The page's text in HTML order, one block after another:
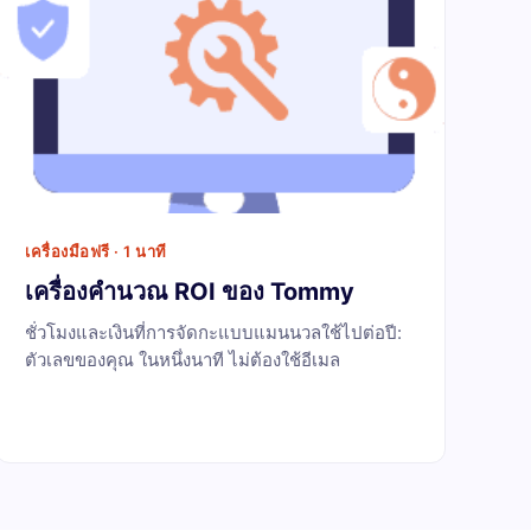
เครื่องมือฟรี · 1 นาที
เครื่องคำนวณ ROI ของ Tommy
ชั่วโมงและเงินที่การจัดกะแบบแมนนวลใช้ไปต่อปี:
ตัวเลขของคุณ ในหนึ่งนาที ไม่ต้องใช้อีเมล